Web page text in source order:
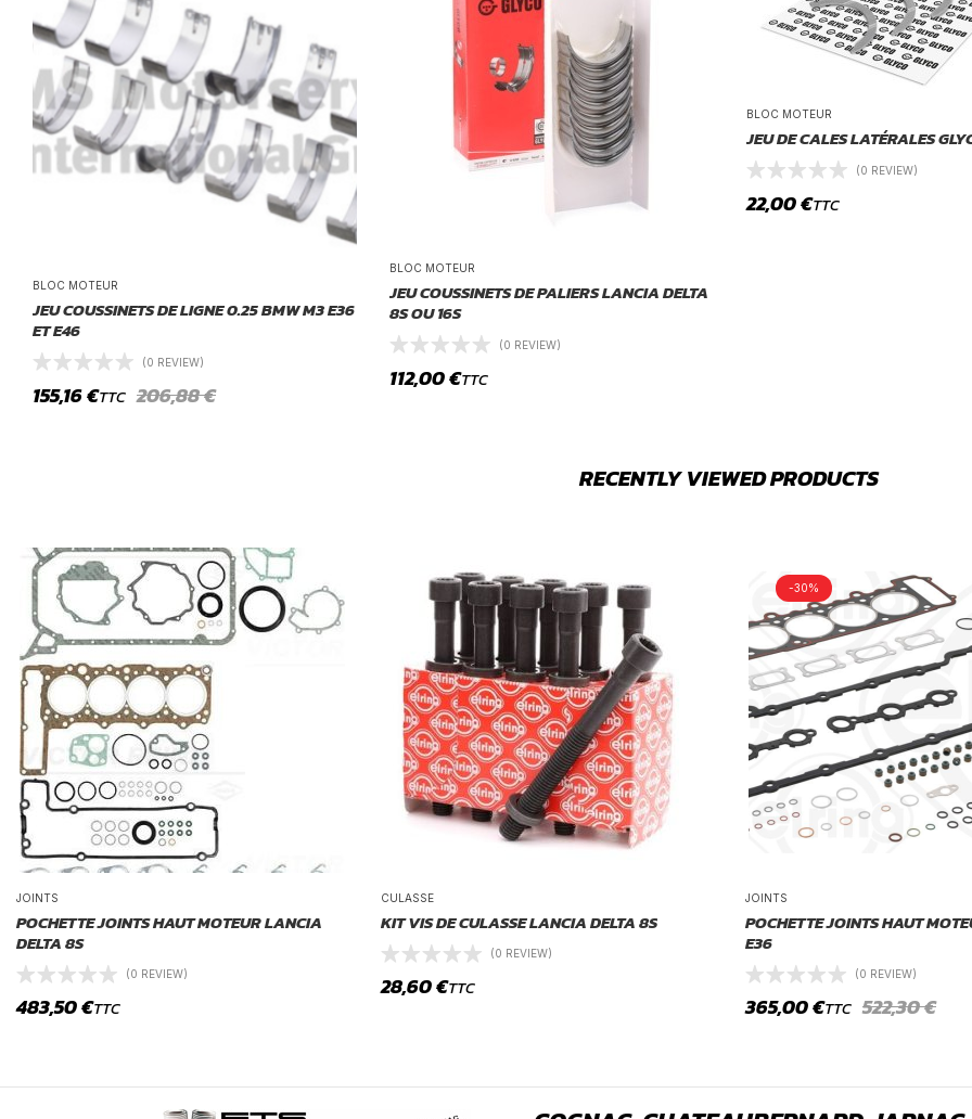
BLOC MOTEUR
JEU COUSSINETS DE LIGNE 0.25 BMW M3 E36
ET E46
(0 REVIEW)
206,88€
155,16€TTC
BLOC MOTEUR
JEU COUSSINETS DE PALIERS LANCIA DELTA
8S OU 16S
(0 REVIEW)
112,00€TTC
BLOC MOTEUR
JEU DE CALES LATÉRALES
(0 REVIEW)
22,00€TTC
RECENTLY VIEWED PRODUCTS
JOINTS
POCHETTE JOINTS HAUT MOTEUR LANCIA
DELTA 8S
(0 REVIEW)
483,50€TTC
CULASSE
KIT VIS DE CULASSE LANCIA DELTA 8S
(0 REVIEW)
28,60€TTC
-30%
JOINTS
POCHETTE JOINTS HAUT
E36
(0 REVIEW)
522,30€
365,00€TTC